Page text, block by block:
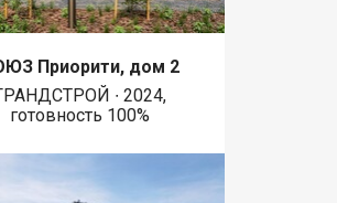
Приорити, дом 2
∙ 2024,
готовность 100%